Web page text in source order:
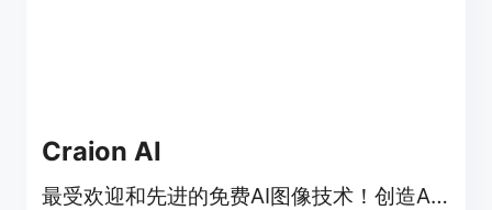
Craion AI
最受欢迎和先进的免费AI图像技术！创造AI艺术！